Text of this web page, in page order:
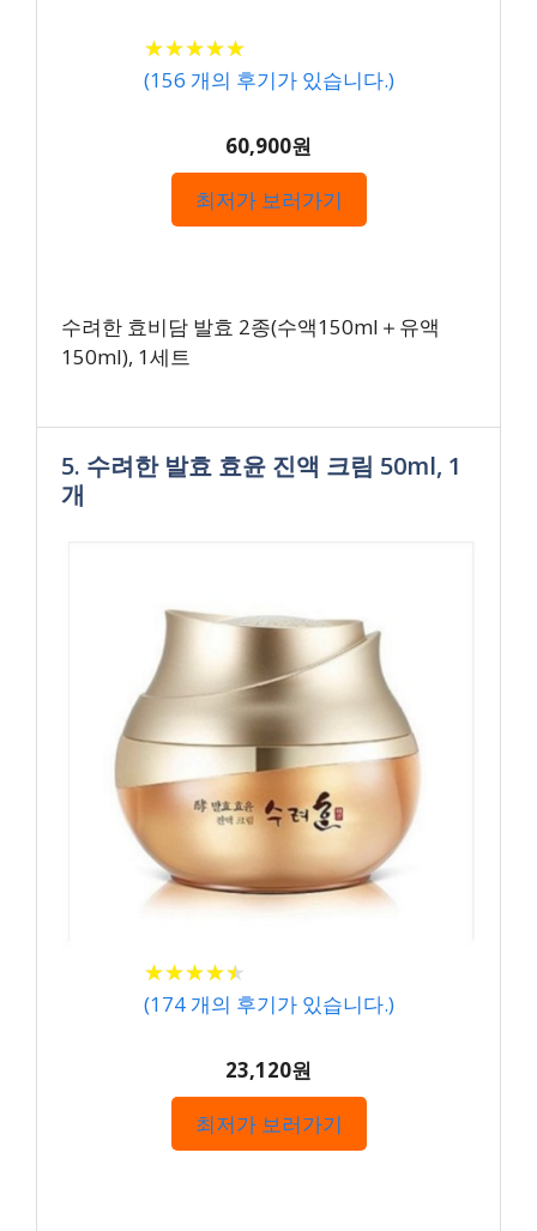
★★★★★
★★★★★
(156 개의 후기가 있습니다.)
60,900원
최저가 보러가기
수려한 효비담 발효 2종(수액150ml＋유액
150ml), 1세트
5. 수려한 발효 효윤 진액 크림 50ml, 1
개
★★★★★
★★★★★
(174개의 후기가 있습니다.)
23,120원
최저가 보러가기